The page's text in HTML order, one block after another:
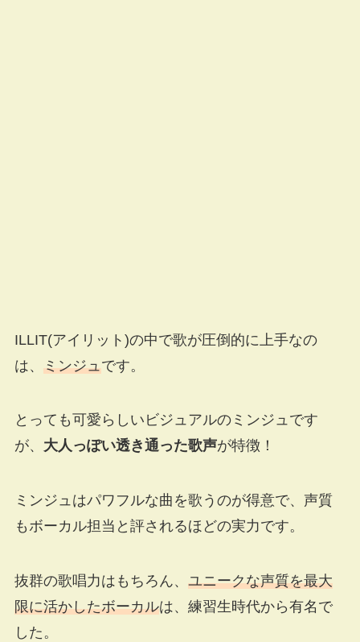
ILLIT(アイリット)の中で歌が圧倒的に上手なの
は、 ミンジュです。
とっても可愛らしいビジュアルのミンジュです
が、 大人っぽい透き通った歌声が特徴！
ミンジュはパワフルな曲を歌うのが得意で、声質
もボーカル担当と評されるほどの実力です。
抜群の歌唱力はもちろん、 ユニークな声質を最大
限に活かしたボーカルは、練習生時代から有名で
した。